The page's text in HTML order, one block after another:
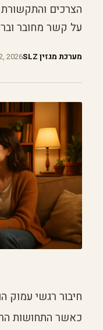
הצרכים
על קשר מחובר
מערכת מגזין SLZ 2026
חיבור רגשי עמוק
כאשר התחושות